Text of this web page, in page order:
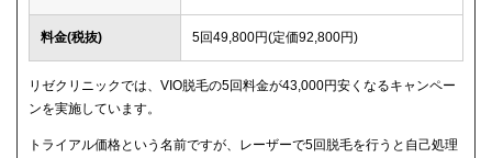
料金(税抜) 5回49,800円(定価92,800円)
リゼクリニックでは、VIO脱毛の5回料金が43,000円安くなるキャンペー
ンを実施しています。
トライアル価格という名前ですが、レーザーで5回脱毛を行うと自己処理